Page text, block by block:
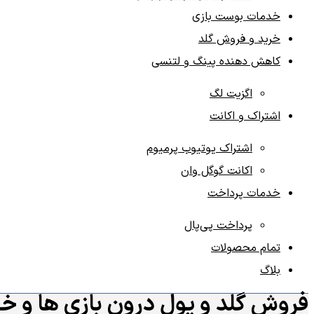
خدمات بوست بازی‌
خرید و فروش گلد
کاهش دهنده پینگ و لتنسی
اگزیت لگ
اشتراک و اکانت
اشتراک یوتیوب پرمیوم
اکانت گوگل وان
خدمات پرداخت
پرداخت پی‌پال
تمام محصولات
بلاگ
فروش گلد و پول درون بازی ها و